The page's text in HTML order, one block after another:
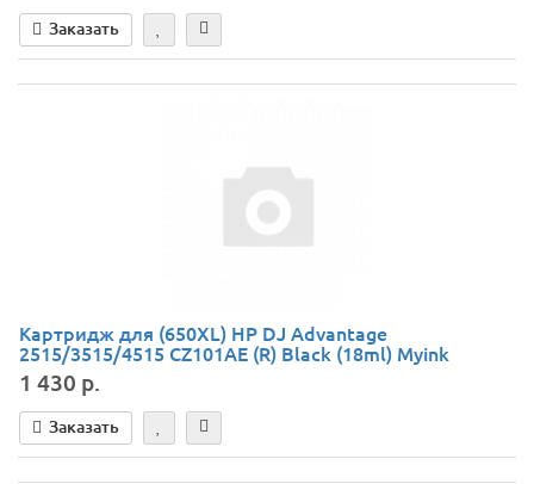
Заказать
Картридж для (650XL) HP DJ Advantage
2515/3515/4515 CZ101AE (R) Black (18ml) Myink
1 430 р.
Заказать